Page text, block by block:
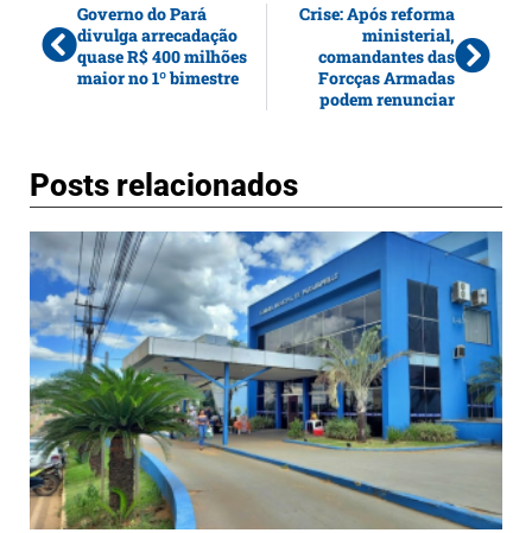
Governo do Pará
divulga arrecadação
quase R$ 400 milhões
maior no 1º bimestre
Crise: Após reforma
ministerial,
comandantes das
Forcças Armadas
podem renunciar
Posts relacionados